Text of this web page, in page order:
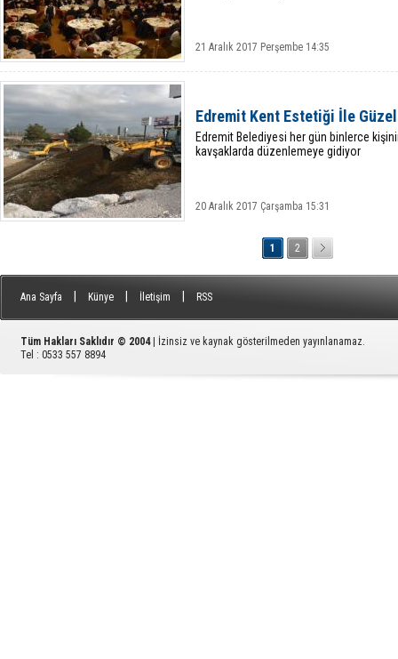
21 Aralık 2017 Perşembe 14:35
Edremit Kent Estetiği İle
Edremit Belediyesi her gün binlerce
kavşaklarda düzenlemeye gidiyor
20 Aralık 2017 Çarşamba 15:31
1 2
Ana Sayfa Künye İletişim RSS
Tüm Hakları Saklıdır © 2004
| İzinsiz ve kaynak gösterilmeden yayınlanamaz.
Tel : 0533 557 8894